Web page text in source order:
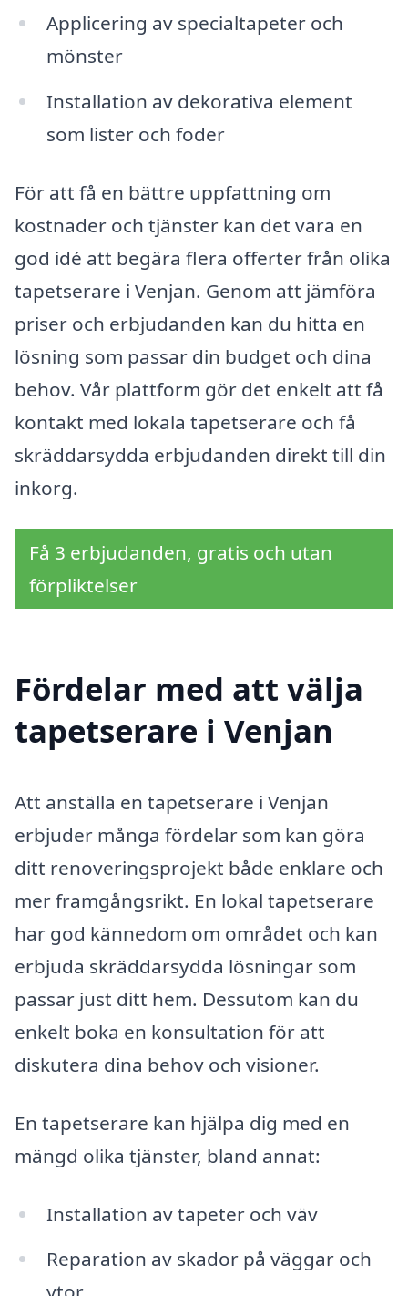
Applicering av specialtapeter och
mönster
Installation av dekorativa element
som lister och foder
För att få en bättre uppfattning om
kostnader och tjänster kan det vara en
god idé att begära flera offerter från olika
tapetserare i Venjan. Genom att jämföra
priser och erbjudanden kan du hitta en
lösning som passar din budget och dina
behov. Vår plattform gör det enkelt att få
kontakt med lokala tapetserare och få
skräddarsydda erbjudanden direkt till din
inkorg.
Få 3 erbjudanden, gratis och utan
förpliktelser
Fördelar med att välja
tapetserare i Venjan
Att anställa en tapetserare i Venjan
erbjuder många fördelar som kan göra
ditt renoveringsprojekt både enklare och
mer framgångsrikt. En lokal tapetserare
har god kännedom om området och kan
erbjuda skräddarsydda lösningar som
passar just ditt hem. Dessutom kan du
enkelt boka en konsultation för att
diskutera dina behov och visioner.
En tapetserare kan hjälpa dig med en
mängd olika tjänster, bland annat:
Installation av tapeter och väv
Reparation av skador på väggar och